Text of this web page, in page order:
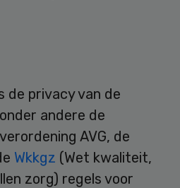
de privacy van de
andere de
AVG, de
Wkkgz (Wet kwaliteit,
zorg) regels voor